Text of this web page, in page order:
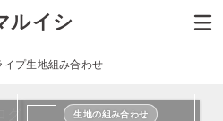
ルイシ
イプ生地組み合わせ
生地の組み合わせ